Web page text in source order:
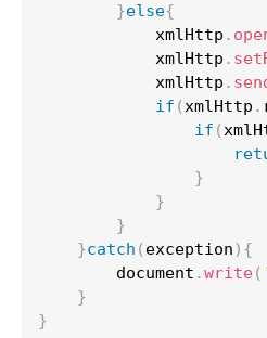
}else{
            xmlHttp
.
            xmlHttp
.
            xmlHttp
.
if (xmlHttp .
if (
}
}
}
}catch ( exception ) {
        document
.write (
}
}